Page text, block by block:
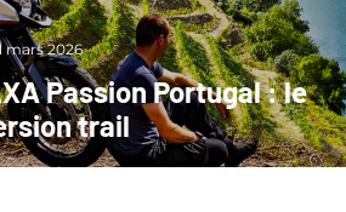
mars 2026
Passion Portugal : le
trail